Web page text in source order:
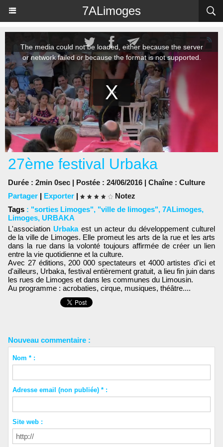
7ALimoges
27ème festival Urbaka
Durée : 2min 0sec | Postée : 24/06/2016 | Chaîne : Culture
Partager | Exporter |
Notez
Tags : "sorties Limoges", "ville de limoges", 7ALimoges,
Limoges, URBAKA
L'association Urbakaest un acteur du développement culturel
de la ville de Limoges. Elle promeut les arts de la rue et les arts
dans la rue dans la volonté toujours affirmée de créer un lien
entre la vie quotidienne et la culture.
Avec 27 éditions, 200 000 spectateurs et 4000 artistes d'ici et
d'ailleurs, Urbaka, festival entièrement gratuit, a lieu fin juin dans
les rues de Limoges et dans les communes du Limousin.
Au programme : acrobaties, cirque, musiques, théâtre....
Nouveau commentaire :
Nom * :
Adresse email (non publiée) * :
Site web :